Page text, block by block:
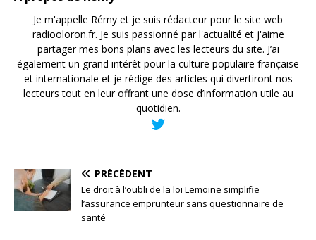
Je m'appelle Rémy et je suis rédacteur pour le site web
radiooloron.fr. Je suis passionné par l'actualité et j'aime
partager mes bons plans avec les lecteurs du site. J’ai
également un grand intérêt pour la culture populaire française
et internationale et je rédige des articles qui divertiront nos
lecteurs tout en leur offrant une dose d’information utile au
quotidien.
PRÉCÉDENT
Le droit à l’oubli de la loi Lemoine simplifie
l’assurance emprunteur sans questionnaire de
santé